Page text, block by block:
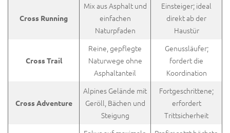
Cross Running
Mix aus Asphalt und
einfachen
Naturpfaden
Einsteiger; ideal
direkt ab der
Haustür
Cross Trail
Reine, gepflegte
Naturwege ohne
Asphaltanteil
Genussläufer;
fordert die
Koordination
Cross Adventure
Alpines Gelände mit
Geröll, Bächen und
Steigung
Fortgeschrittene;
erfordert
Trittsicherheit